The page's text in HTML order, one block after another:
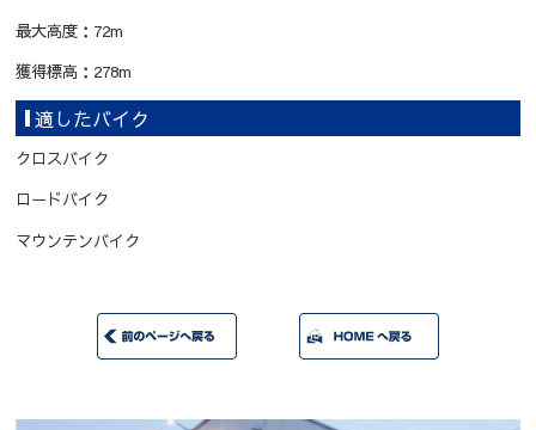
最大高度：72m
獲得標高：278m
適したバイク
クロスバイク
ロードバイク
マウンテンバイク